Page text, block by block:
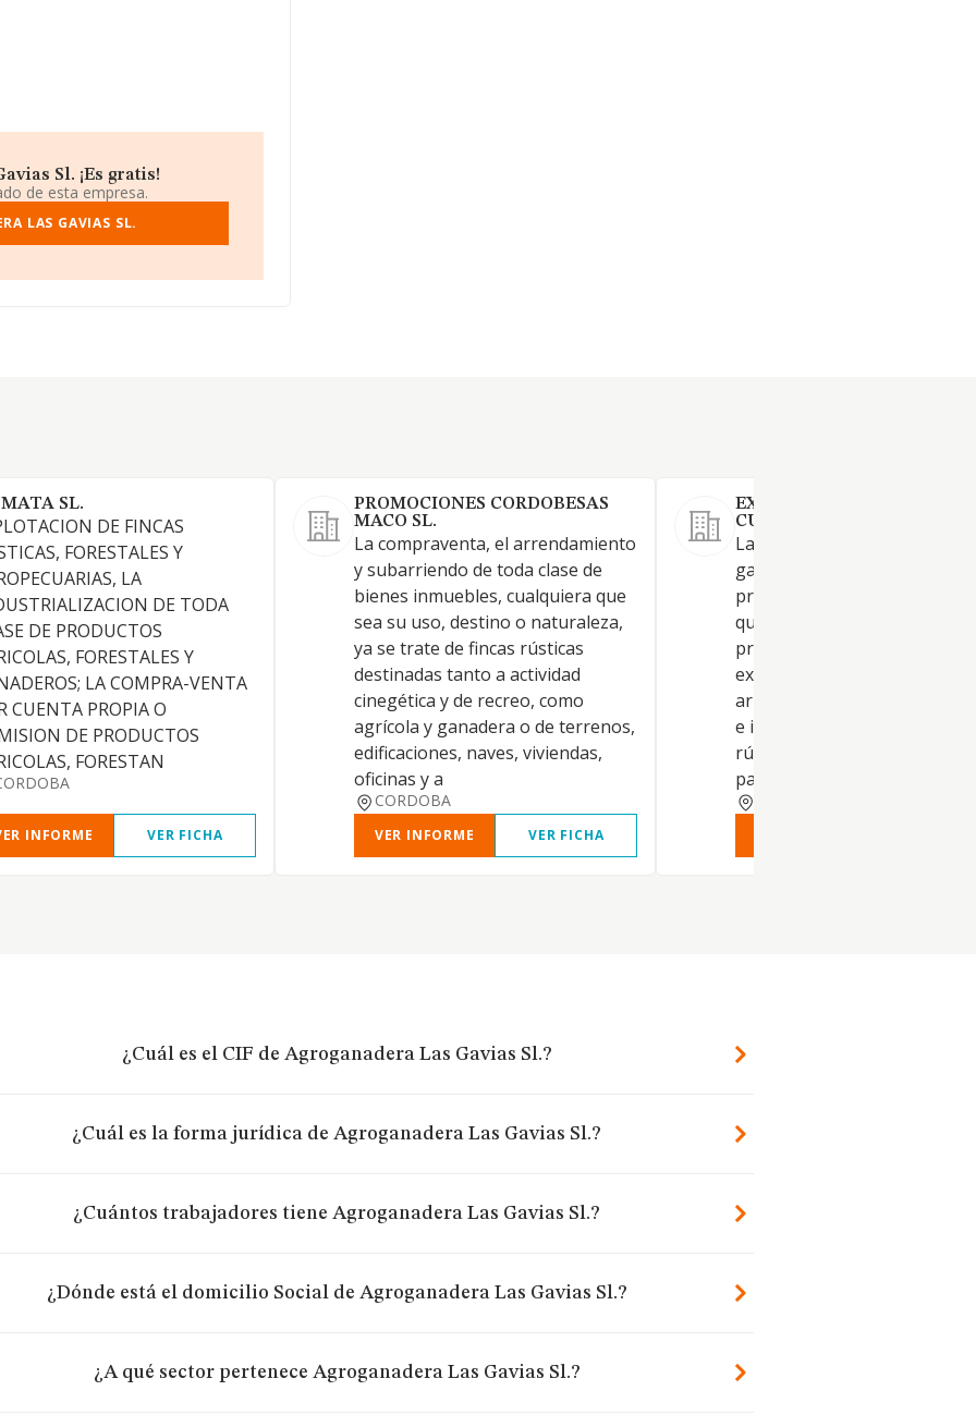
Sl. ¡Es gratis!
de esta empresa.
LAS GAVIAS SL.
SL.
DE FINCAS
FORESTALES Y
LA
DE TODA
DE PRODUCTOS
FORESTALES Y
LA COMPRA-VENTA
CUENTA PROPIA O
DE PRODUCTOS
FORESTAN
INFORME VER FICHA
PROMOCIONES CORDOBESAS
MACO SL.
La compraventa, el arrendamiento
y subarriendo de toda clase de
bienes inmuebles, cualquiera que
sea su uso, destino o naturaleza,
ya se trate de fincas rústicas
destinadas tanto a actividad
cinegética y de recreo, como
agrícola y ganadera o de terrenos,
edificaciones, naves, viviendas,
oficinas y a
CORDOBA
VER INFORME VER FICHA
EXPLOTACIONES CANO
CUADRADO SL.
La explotación agrícola y
ganadera, ya sea en tierras
propias o arrendadas, CNAE
que constituye su actividad
principal. La adquisición,
explotación, enajenamiento y
arrendamiento de bienes
e inmuebles y toda, clase de
rústicas y urbanas,
parcelaciones,
¿Cuál es el CIF de Agroganadera Las Gavias Sl.?
¿Cuál es la forma jurídica de Agroganadera Las Gavias Sl.?
¿Cuántos trabajadores tiene Agroganadera Las Gavias Sl.?
¿Dónde está el domicilio Social de Agroganadera Las Gavias Sl.?
¿A qué sector pertenece Agroganadera Las Gavias Sl.?